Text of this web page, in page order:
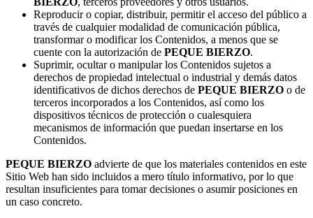
Reproducir o copiar, distribuir, permitir el acceso del público a
través de cualquier modalidad de comunicación pública,
transformar o modificar los Contenidos, a menos que se
cuente con la autorización de PEQUE BIERZO.
Suprimir, ocultar o manipular los Contenidos sujetos a
derechos de propiedad intelectual o industrial y demás datos
identificativos de dichos derechos de PEQUE BIERZO o de
terceros incorporados a los Contenidos, así como los
dispositivos técnicos de protección o cualesquiera
mecanismos de información que puedan insertarse en los
Contenidos.
PEQUE BIERZO advierte de que los materiales contenidos en este
Sitio Web han sido incluidos a mero título informativo, por lo que
resultan insuficientes para tomar decisiones o asumir posiciones en
un caso concreto.